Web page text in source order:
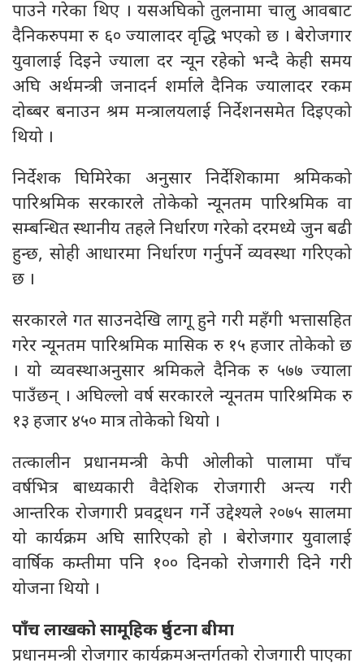
पाउने गरेका थिए । यसअघिको तुलनामा चालु आवबाट
दैनिकरुपमा रु ६० ज्यालादर वृद्धि भएको छ । बेरोजगार
युवालाई दिइने ज्याला दर न्यून रहेको भन्दै केही समय
अघि अर्थमन्त्री जनादर्न शर्माले दैनिक ज्यालादर रकम
दोब्बर बनाउन श्रम मन्त्रालयलाई निर्देशनसमेत दिइएको
थियो ।
निर्देशक घिमिरेका अनुसार निर्देशिकामा श्रमिकको
पारिश्रमिक सरकारले तोकेको न्यूनतम पारिश्रमिक वा
सम्बन्धित स्थानीय तहले निर्धारण गरेको दरमध्ये जुन बढी
हुन्छ, सोही आधारमा निर्धारण गर्नुपर्ने व्यवस्था गरिएको
छ ।
सरकारले गत साउनदेखि लागू हुने गरी महँगी भत्तासहित
गरेर न्यूनतम पारिश्रमिक मासिक रु १५ हजार तोकेको छ
। यो व्यवस्थाअनुसार श्रमिकले दैनिक रु ५७७ ज्याला
पाउँछन् । अघिल्लो वर्ष सरकारले न्यूनतम पारिश्रमिक रु
१३ हजार ४५० मात्र तोकेको थियो ।
तत्कालीन प्रधानमन्त्री केपी ओलीको पालामा पाँच
वर्षभित्र बाध्यकारी वैदेशिक रोजगारी अन्त्य गरी
आन्तरिक रोजगारी प्रवद्र्धन गर्ने उद्देश्यले २०७५ सालमा
यो कार्यक्रम अघि सारिएको हो । बेरोजगार युवालाई
वार्षिक कम्तीमा पनि १०० दिनको रोजगारी दिने गरी
योजना थियो ।
पाँच लाखको सामूहिक दुर्घटना बीमा
प्रधानमन्त्री रोजगार कार्यक्रमअन्तर्गतको रोजगारी पाएका